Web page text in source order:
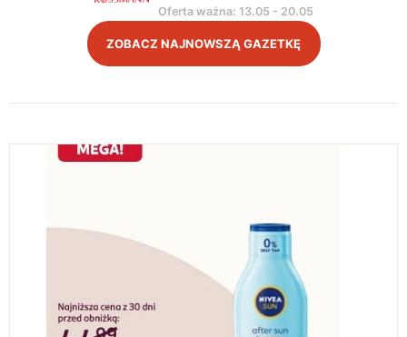
Oferta ważna: 13.05 - 20.05
ZOBACZ NAJNOWSZĄ GAZETKĘ